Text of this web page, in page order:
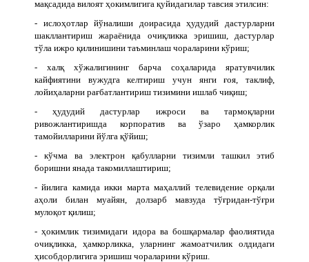
мақсадида вилоят ҳокимлигига қуйидагилар тавсия этилсин:
- ислоҳотлар йўналиши доирасида ҳудудий дастурларни
шакллантириш жараёнида очиқликка эришиш, дастурлар
тўла ижро қилинишини таъминлаш чораларини кўриш;
- халқ хўжалигининг барча соҳаларида яратувчилик
кайфиятини вужудга келтириш учун янги ғоя, таклиф,
лойиҳаларни рағбатлантириш тизимини ишлаб чиқиш;
- ҳудудий дастурлар ижроси ва тармоқларни
ривожлантиришда корпоратив ва ўзаро ҳамкорлик
тамойилларини йўлга қўйиш;
- кўчма ва электрон қабулларни тизимли ташкил этиб
боришни янада такомиллаштириш;
- йилига камида икки марта маҳаллий телевидение орқали
аҳоли билан муайян, долзарб мавзуда тўғридан-тўғри
мулоқот қилиш;
- ҳокимлик тизимидаги идора ва бошқармалар фаолиятида
очиқликка, ҳамкорликка, уларнинг жамоатчилик олдидаги
ҳисобдорлигига эришиш чораларини кўриш.